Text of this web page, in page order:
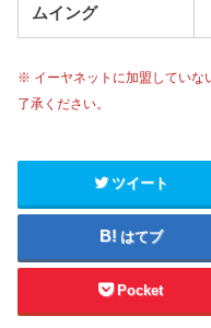
ムイング
※ イーヤネットに加盟していな
了承ください。
ツイート
はてブ
Pocket